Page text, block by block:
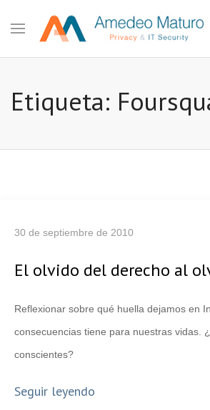
Etiqueta:
30 de septiembre de 2010
El olvido del derecho al
Reflexionar sobre qué huella dejamos en
consecuencias tiene para nuestras vidas.
conscientes?
Seguir leyendo